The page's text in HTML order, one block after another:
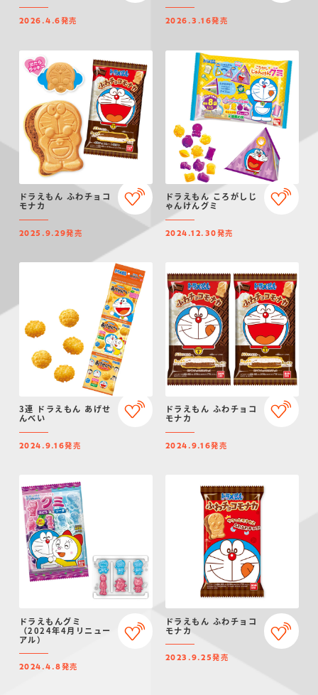
2026.4.6発売 2026.3.16発売
ドラえもん ふわチョコ
モナカ
2025.9.29発売
ドラえもん ころがしじ
ゃんけんグミ
2024.12.30発売
3連 ドラえもん あげせ
んべい
2024.9.16発売
ドラえもん ふわチョコ
モナカ
2024.9.16発売
ドラえもんグミ
（2024年4月リニュー
アル）
2024.4.8発売
ドラえもん ふわチョコ
モナカ
2023.9.25発売